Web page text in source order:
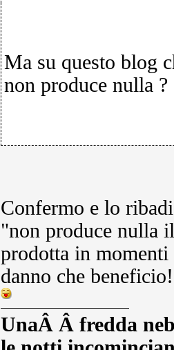
Ma su questo blog
non produce nulla ?
Confermo e lo
"non produce nulla
prodotta in
danno che beneficio!
UnaÂ Â fredda